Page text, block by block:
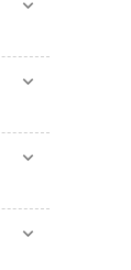
keyboard_arrow_down
keyboard_arrow_down
keyboard_arrow_down
keyboard_arrow_down